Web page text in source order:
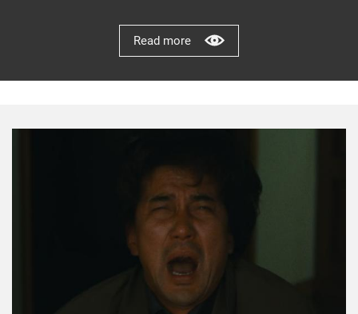
Read more